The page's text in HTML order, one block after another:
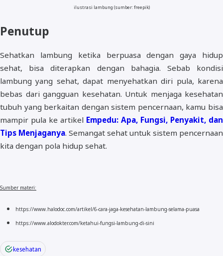
ilustrasi lambung (sumber: freepik)
Penutup
Sehatkan lambung ketika berpuasa dengan gaya hidup
sehat, bisa diterapkan dengan bahagia. Sebab kondisi
lambung yang sehat, dapat menyehatkan diri pula, karena
bebas dari gangguan kesehatan. Untuk menjaga kesehatan
tubuh yang berkaitan dengan sistem pencernaan, kamu bisa
mampir pula ke artikel Empedu: Apa, Fungsi, Penyakit, dan
Tips Menjaganya. Semangat sehat untuk sistem pencernaan
kita dengan pola hidup sehat.
Sumber materi:
https://www.halodoc.com/artikel/6-cara-jaga-kesehatan-lambung-selama-puasa
https://www.alodokter.com/ketahui-fungsi-lambung-di-sini
kesehatan